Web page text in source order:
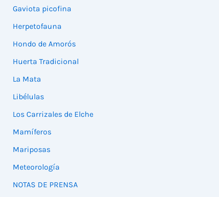
Gaviota picofina
Herpetofauna
Hondo de Amorós
Huerta Tradicional
La Mata
Libélulas
Los Carrizales de Elche
Mamíferos
Mariposas
Meteorología
NOTAS DE PRENSA